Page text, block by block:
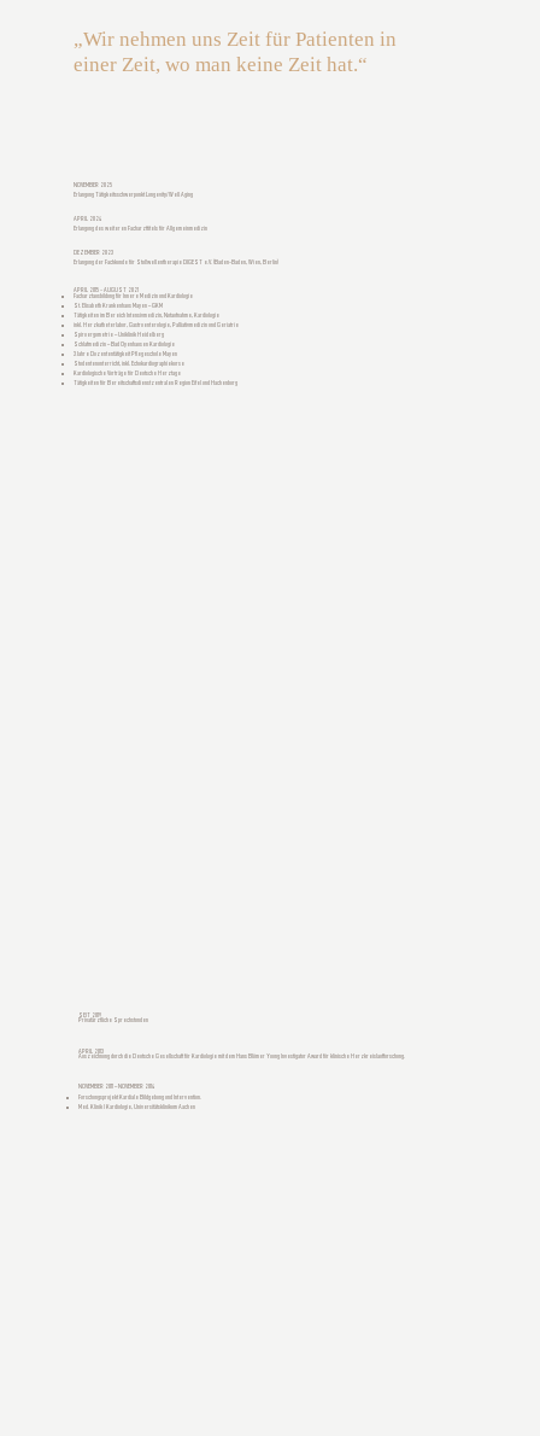
„Wir nehmen uns Zeit für Patienten in
einer Zeit, wo man keine Zeit hat.“
NOVEMBER 2025
Erlangung Tätigkeitsschwerpunkt Longevity/Well Aging
APRIL 2024
Erlangung des weiteren Facharzttitels für Allgemeinmedizin
DEZEMBER 2023
Erlangung der Fachkunde für Stoßwellentherapie DIGEST e.V. (Baden-Baden, Wien, Berlin)
APRIL 2015 - AUGUST 2021
Facharztausbildung für Innere Medizin und Kardiologie
St. Elisabeth Krankenhaus Mayen – GKM
Tätigkeiten im Bereich Intensivmedizin, Notaufnahme, Kardiologie
inkl. Herzkatheterlabor, Gastroenterologie, Palliativmedizin und Geriatrie
Spiroergometrie – Uniklinik Heidelberg
Schlafmedizin – Bad Oyenhausen Kardiologie
3 Jahre Dozententätigkeit Pflegeschule Mayen
Studentenunterricht, inkl. Echokardiographiekurse
Kardiologische Vorträge für Deutsche Herztage
Tätigkeiten für Bereitschaftsdienstzentralen Region Eifel und Hachenburg
SEIT 2019
Privatärztliche Sprechstunden
APRIL 2013
Auszeichnung durch die Deutsche Gesellschaft für Kardiologie mit dem Hans Blömer Young Investigator Award für klinische Herzkreislaufforschung.
NOVEMBER 2011 – NOVEMBER 2014
Forschungsprojekt Kardiale Bildgebung und Intervention.
Med. Klinik I Kardiologie, Universitätsklinikum Aachen